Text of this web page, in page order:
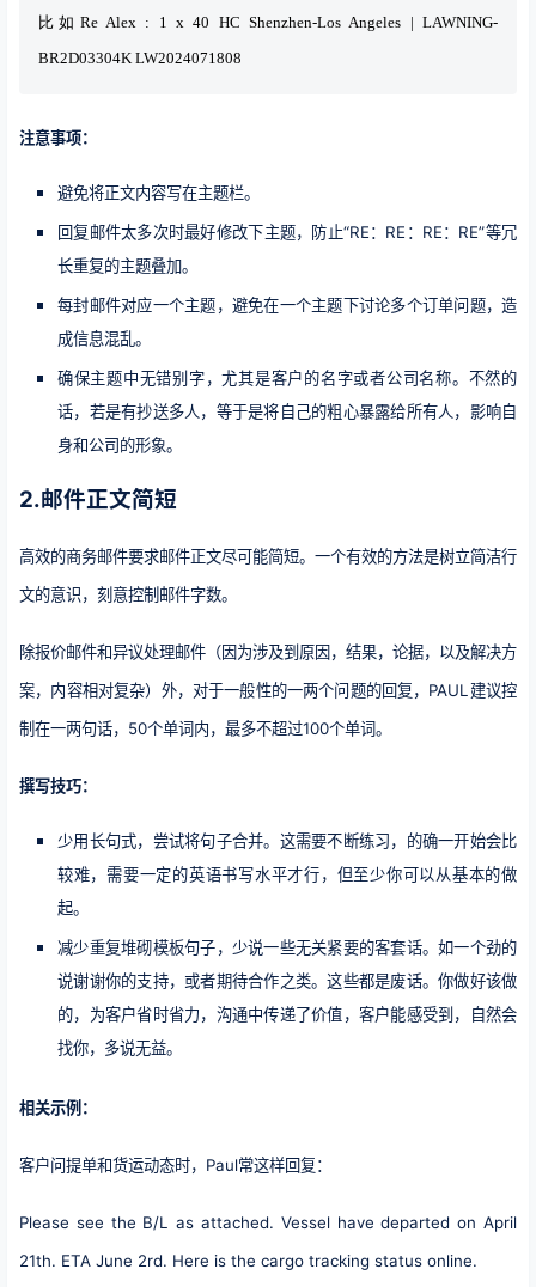
比如Re Alex : 1 x 40 HC Shenzhen-Los Angeles | LAWNING-
BR2D03304K LW2024071808
注意事项：
避免将正文内容写在主题栏。
回复邮件太多次时最好修改下主题，防止“RE：RE：RE：RE”等冗
长重复的主题叠加。
每封邮件对应一个主题，避免在一个主题下讨论多个订单问题，造
成信息混乱。
确保主题中无错别字，尤其是客户的名字或者公司名称。不然的
话，若是有抄送多人，等于是将自己的粗心暴露给所有人，影响自
身和公司的形象。
2.邮件正文简短
高效的商务邮件要求邮件正文尽可能简短。一个有效的方法是树立简洁行
文的意识，刻意控制邮件字数。
除报价邮件和异议处理邮件（因为涉及到原因，结果，论据，以及解决方
案，内容相对复杂）外，对于一般性的一两个问题的回复，PAUL建议控
制在一两句话，50个单词内，最多不超过100个单词。
撰写技巧：
少用长句式，尝试将句子合并。这需要不断练习，的确一开始会比
较难，需要一定的英语书写水平才行，但至少你可以从基本的做
起。
减少重复堆砌模板句子，少说一些无关紧要的客套话。如一个劲的
说谢谢你的支持，或者期待合作之类。这些都是废话。你做好该做
的，为客户省时省力，沟通中传递了价值，客户能感受到，自然会
找你，多说无益。
相关示例：
客户问提单和货运动态时，Paul常这样回复：
Please see the B/L as attached. Vessel have departed on April
21th. ETA June 2rd. Here is the cargo tracking status online.